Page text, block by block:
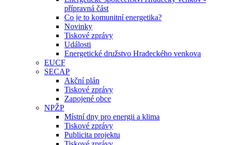
přípravná část
Co je to komunitní energetika?
Novinky
Tiskové zprávy
Události
Energetické družstvo Hradeckého venkova
EUCF
SECAP
Akční plán
Tiskové zprávy
Zapojené obce
NPŽP
Místní dny pro energii a klima
Tiskové zprávy
Publicita projektu